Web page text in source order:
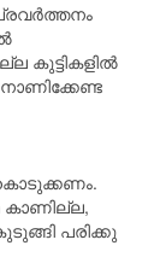
കുട്ടികളില്‍
കാണില്ല,
പരിക്കു